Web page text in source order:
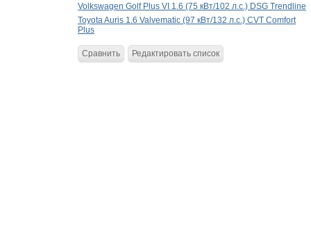
Volkswagen Golf Plus VI 1.6 (75 кВт/102 л.с.) DSG Trendline
Toyota Auris 1.6 Valvematic (97 кВт/132 л.с.) CVT Comfort
Plus
Сравнить Редактировать список